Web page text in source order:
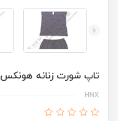
تاپ شورت زنانه هونکس
HNX